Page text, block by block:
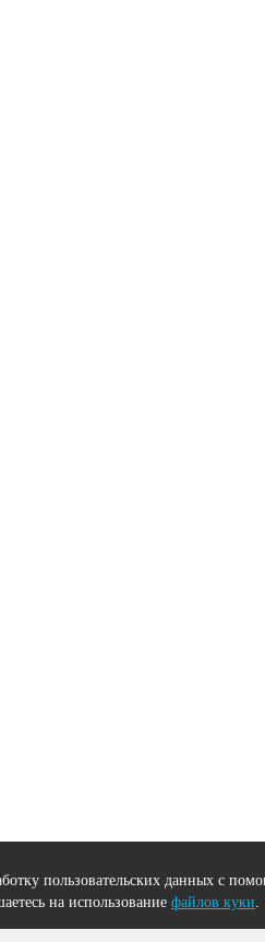
пользовательских данных с
на использование файлов куки.